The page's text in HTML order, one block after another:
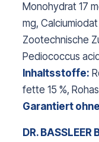
Monohydrat 17
mg,
Zootechnische
Pediococcus
Inhaltsstoffe:
fette 15 %,
Garantiert
DR. BASSLEER